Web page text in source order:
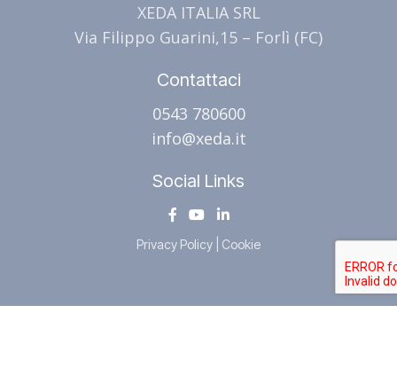
XEDA ITALIA SRL
Via Filippo Guarini,15 – Forlì (FC)
Contattaci
0543 780600
info@xeda.it
Social Links
Privacy Policy Cookie